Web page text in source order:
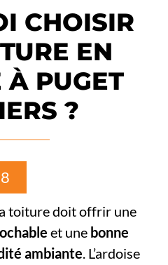
CHOISIR
EN
PUGET
?
toiture doit offrir une
et une bonne
ambiante. L’ardoise